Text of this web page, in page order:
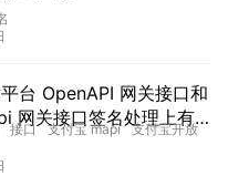
台 OpenAPI 网关接口和
网关接口签名处理上有
接口 支付宝 mapi
支付宝开放